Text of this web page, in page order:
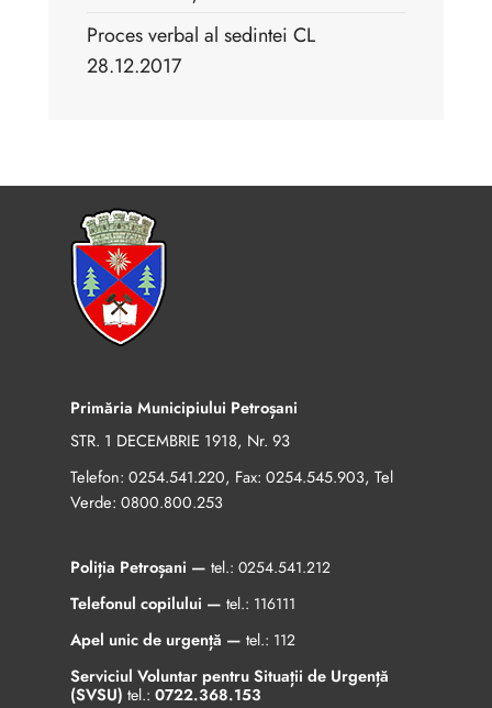
Proces verbal al sedintei CL
28.12.2017
Primăria Municipiului Petroșani
STR. 1 DECEMBRIE 1918, Nr. 93
Telefon: 0254.541.220, Fax: 0254.545.903, Tel
Verde: 0800.800.253
Poliția Petroșani — tel.: 0254.541.212
Telefonul copilului — tel.: 116111
Apel unic de urgență — tel.: 112
Serviciul Voluntar pentru Situații de Urgență
(SVSU) tel.: 0722.368.153